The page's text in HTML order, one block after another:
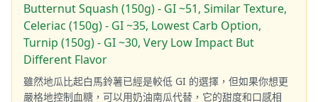
Butternut Squash (150g) - GI ~51, Similar Texture,
Celeriac (150g) - GI ~35, Lowest Carb Option,
Turnip (150g) - GI ~30, Very Low Impact But
Different Flavor
雖然地瓜比起白馬鈴薯已經是較低 GI 的選擇，但如果你想更
嚴格地控制血糖，可以用奶油南瓜代替，它的甜度和口感相